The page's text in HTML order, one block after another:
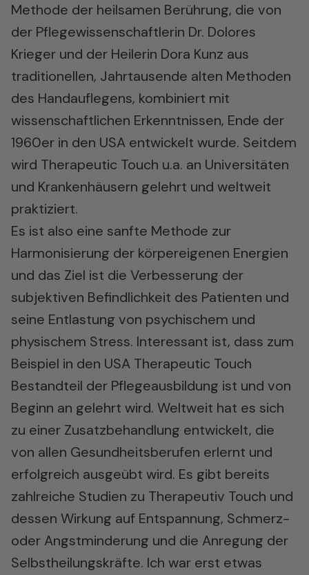
Methode der heilsamen Berührung, die von
der Pflegewissenschaftlerin Dr. Dolores
Krieger und der Heilerin Dora Kunz aus
traditionellen, Jahrtausende alten Methoden
des Handauflegens, kombiniert mit
wissenschaftlichen Erkenntnissen, Ende der
1960er in den USA entwickelt wurde. Seitdem
wird Therapeutic Touch u.a. an Universitäten
und Krankenhäusern gelehrt und weltweit
praktiziert.
Es ist also eine sanfte Methode zur
Harmonisierung der körpereigenen Energien
und das Ziel ist die Verbesserung der
subjektiven Befindlichkeit des Patienten und
seine Entlastung von psychischem und
physischem Stress. Interessant ist, dass zum
Beispiel in den USA Therapeutic Touch
Bestandteil der Pflegeausbildung ist und von
Beginn an gelehrt wird. Weltweit hat es sich
zu einer Zusatzbehandlung entwickelt, die
von allen Gesundheitsberufen erlernt und
erfolgreich ausgeübt wird. Es gibt bereits
zahlreiche Studien zu Therapeutiv Touch und
dessen Wirkung auf Entspannung, Schmerz-
oder Angstminderung und die Anregung der
Selbstheilungskräfte. Ich war erst etwas